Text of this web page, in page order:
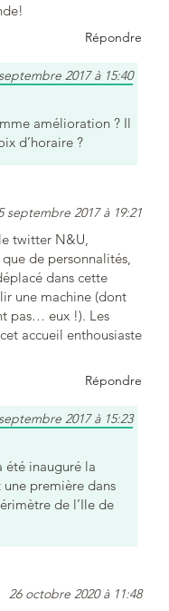
Répondre
2017 à 15:40
amélioration ? Il
d’horaire ?
septembre 2017 à 19:21
twitter N&U,
de personnalités,
dans cette
une machine (dont
pas… eux !). Les
accueil enthousiaste
Répondre
2017 à 15:23
été inauguré la
une première dans
de l’Ile de
26 octobre 2020 à 11:48